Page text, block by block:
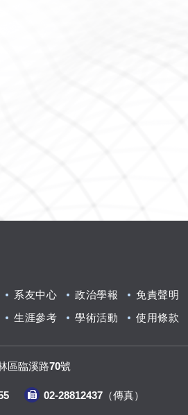
系友中心
生涯參考
政治學報
學術活動
免責聲明
使用條款
區臨溪路70號
02-28812437（傳真）